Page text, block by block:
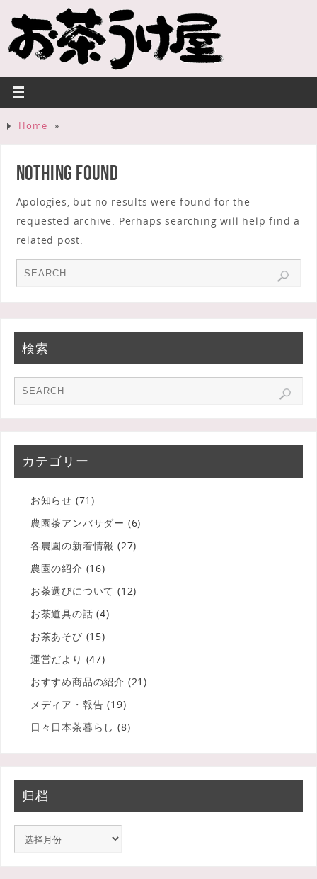
Home »
Nothing Found
Apologies, but no results were found for the
requested archive. Perhaps searching will help find a
related post.
検索
カテゴリー
お知らせ (71)
農園茶アンバサダー (6)
各農園の新着情報 (27)
農園の紹介 (16)
お茶選びについて (12)
お茶道具の話 (4)
お茶あそび (15)
運営だより (47)
おすすめ商品の紹介 (21)
メディア・報告 (19)
日々日本茶暮らし (8)
归档